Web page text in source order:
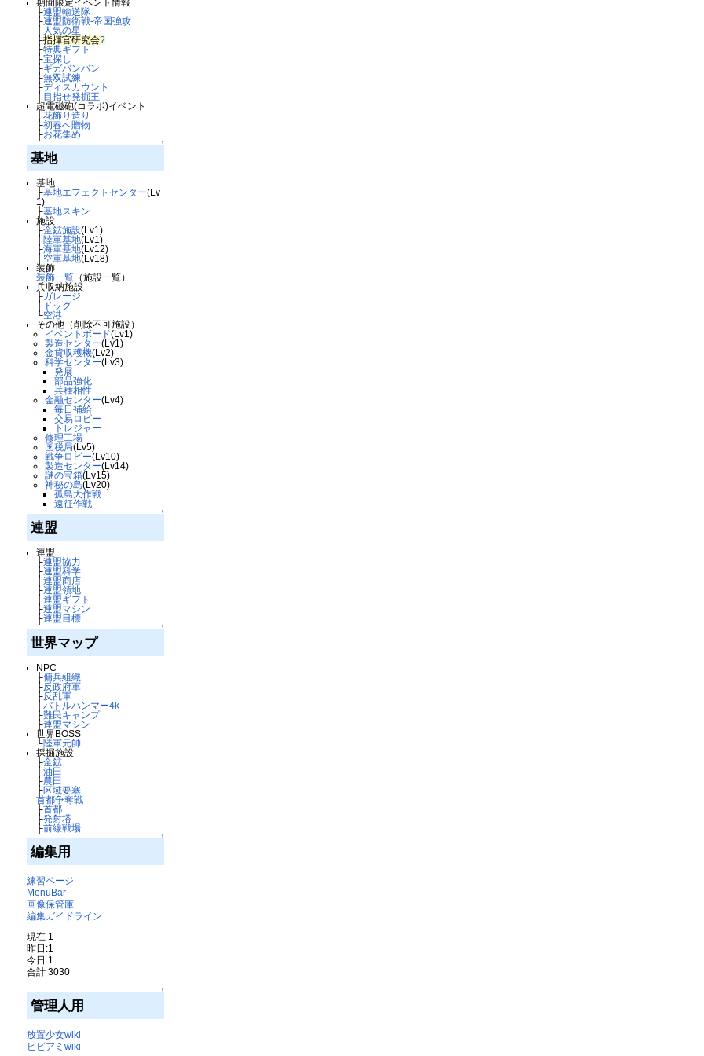
├連盟輸送隊
├連盟防衛戦-帝国強攻
├人気の星
├指揮官研究会?
├特典ギフト
├宝探し
├ギガバンバン
├無双試練
├ディスカウント
├目指せ発掘王
超電磁砲(コラボ)イベント
├花飾り造り
├初春へ贈物
├お花集め
↑
基地
基地
├基地エフェクトセンター(Lv
1)
├基地スキン
施設
├金鉱施設(Lv1)
├陸軍基地(Lv1)
├海軍基地(Lv12)
├空軍基地(Lv18)
装飾
装飾一覧（施設一覧）
兵収納施設
├ガレージ
├ドッグ
└空港
その他（削除不可施設）
イベントボード(Lv1)
製造センター(Lv1)
金貨収穫機(Lv2)
科学センター(Lv3)
発展
部品強化
兵種相性
金融センター(Lv4)
毎日補給
交易ロビー
トレジャー
修理工場
国税局(Lv5)
戦争ロビー(Lv10)
製造センター(Lv14)
謎の宝箱(Lv15)
神秘の島(Lv20)
孤島大作戦
遠征作戦
↑
連盟
連盟
├連盟協力
├連盟科学
├連盟商店
├連盟領地
├連盟ギフト
├連盟マシン
├連盟目標
↑
世界マップ
NPC
├傭兵組織
├反政府軍
├反乱軍
├バトルハンマー4k
├難民キャンプ
├連盟マシン
世界BOSS
└陸軍元帥
採掘施設
├金鉱
├油田
├農田
├区域要塞
首都争奪戦
├首都
├発射塔
├前線戦場
↑
編集用
練習ページ
MenuBar
画像保管庫
編集ガイドライン
現在 1
昨日:1
今日 1
合計 3030
↑
管理人用
放置少女wiki
ビビアミwiki